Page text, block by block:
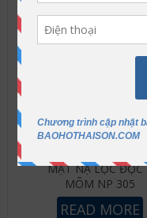
MẶT NẠ LỌC ĐỘC
MÕM NP 305
READ MORE